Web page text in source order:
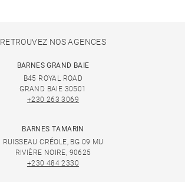
RETROUVEZ NOS AGENCES
BARNES GRAND BAIE
B45 ROYAL ROAD
GRAND BAIE 30501
+230 263 3069
BARNES TAMARIN
RUISSEAU CRÉOLE, BG 09 MU
RIVIÈRE NOIRE, 90625
+230 484 2330